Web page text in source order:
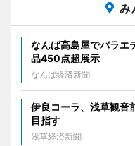
み
なんば高島屋でバラ
品450点超展示
なんば経済新聞
伊良コーラ、浅草観
目指す
浅草経済新聞